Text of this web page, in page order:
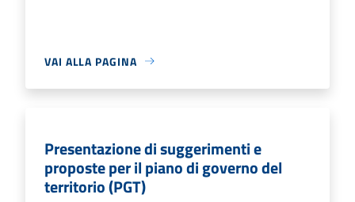
VAI ALLA PAGINA
Presentazione di suggerimenti e
proposte per il piano di governo del
territorio (PGT)